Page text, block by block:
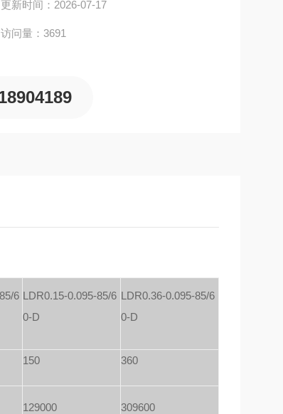
当方便。
更新时间：2026-07-17
访问量：3691
6 LDR0.15-0.095-85/6
0-D
LDR0.36-0.095-85/6
0-D
150 360
129000 309600